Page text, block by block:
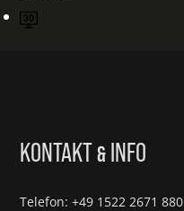
KONTAKT& INFO
Telefon: +49 1522 2671 880